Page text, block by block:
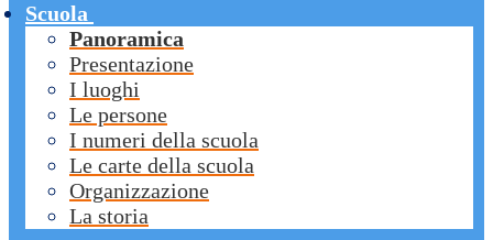
Scuola
Panoramica
Presentazione
I luoghi
Le persone
I numeri della scuola
Le carte della scuola
Organizzazione
La storia